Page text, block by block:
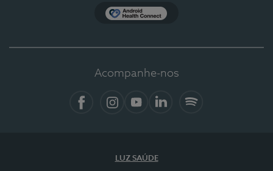
Acompanhe-nos
LUZ SAÚDE